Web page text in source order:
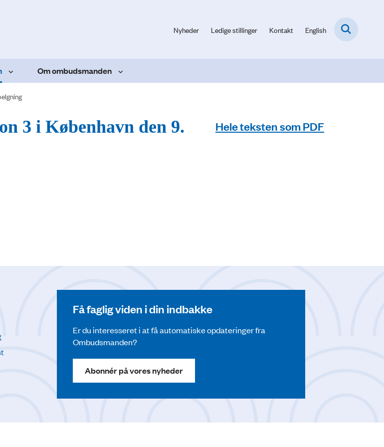
Nyheder Ledige stillinger Kontakt English
Om ombudsmanden
3 i København den 9.
Hele teksten som PDF
Få faglig viden i din indbakke
Er du interesseret i at få automatiske opdateringer fra
Ombudsmanden?
Abonnér på vores nyheder